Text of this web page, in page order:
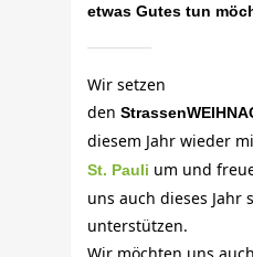
etwas Gutes tun
Wir setzen
den
diesem Jahr wieder
St. Pauli um und
uns auch dieses Jahr
unterstützen.
Wir möchten uns